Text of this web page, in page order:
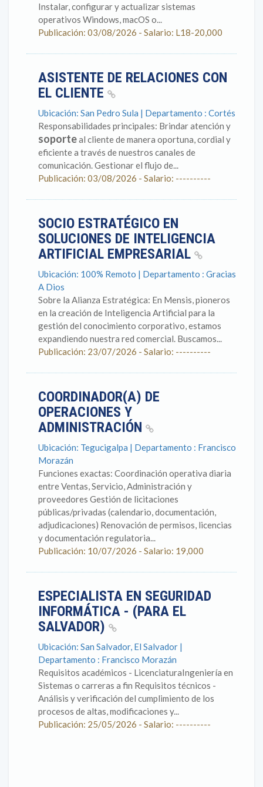
Instalar, configurar y actualizar sistemas
operativos Windows, macOS o...
Publicación: 03/08/2026 - Salario: L18-20,000
ASISTENTE DE RELACIONES CON
EL CLIENTE
Ubicación: San Pedro Sula | Departamento : Cortés
Responsabilidades principales: Brindar atención y
soporteal cliente de manera oportuna, cordial y
eficiente a través de nuestros canales de
comunicación. Gestionar el flujo de...
Publicación: 03/08/2026 - Salario: ----------
SOCIO ESTRATÉGICO EN
SOLUCIONES DE INTELIGENCIA
ARTIFICIAL EMPRESARIAL
Ubicación: 100% Remoto | Departamento : Gracias
A Dios
Sobre la Alianza Estratégica: En Mensis, pioneros
en la creación de Inteligencia Artificial para la
gestión del conocimiento corporativo, estamos
expandiendo nuestra red comercial. Buscamos...
Publicación: 23/07/2026 - Salario: ----------
COORDINADOR(A) DE
OPERACIONES Y
ADMINISTRACIÓN
Ubicación: Tegucigalpa | Departamento : Francisco
Morazán
Funciones exactas: Coordinación operativa diaria
entre Ventas, Servicio, Administración y
proveedores Gestión de licitaciones
públicas/privadas (calendario, documentación,
adjudicaciones) Renovación de permisos, licencias
y documentación regulatoria...
Publicación: 10/07/2026 - Salario: 19,000
ESPECIALISTA EN SEGURIDAD
INFORMÁTICA - (PARA EL
SALVADOR)
Ubicación: San Salvador, El Salvador |
Departamento : Francisco Morazán
Requisitos académicos - LicenciaturaIngeniería en
Sistemas o carreras a fin Requisitos técnicos -
Análisis y verificación del cumplimiento de los
procesos de altas, modificaciones y...
Publicación: 25/05/2026 - Salario: ----------